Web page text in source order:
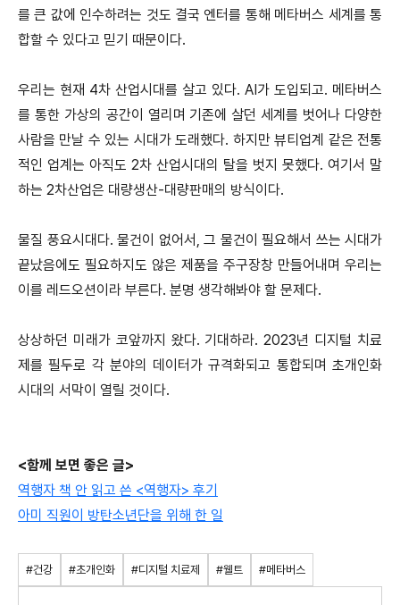
를 큰 값에 인수하려는 것도 결국 엔터를 통해 메타버스 세계를 통
합할 수 있다고 믿기 때문이다.
우리는 현재 4차 산업시대를 살고 있다. AI가 도입되고. 메타버스
를 통한 가상의 공간이 열리며 기존에 살던 세계를 벗어나 다양한
사람을 만날 수 있는 시대가 도래했다. 하지만 뷰티업계 같은 전통
적인 업계는 아직도 2차 산업시대의 탈을 벗지 못했다. 여기서 말
하는 2차산업은 대량생산-대량판매의 방식이다.
물질 풍요시대다. 물건이 없어서, 그 물건이 필요해서 쓰는 시대가
끝났음에도 필요하지도 않은 제품을 주구장창 만들어내며 우리는
이를 레드오션이라 부른다. 분명 생각해봐야 할 문제다.
상상하던 미래가 코앞까지 왔다. 기대하라. 2023년 디지털 치료
제를 필두로 각 분야의 데이터가 규격화되고 통합되며 초개인화
시대의 서막이 열릴 것이다.
<함께 보면 좋은 글>
역행자 책 안 읽고 쓴 <역행자> 후기
아미 직원이 방탄소년단을 위해 한 일
#건강 #초개인화 #디지털 치료제 #웰트 #메타버스